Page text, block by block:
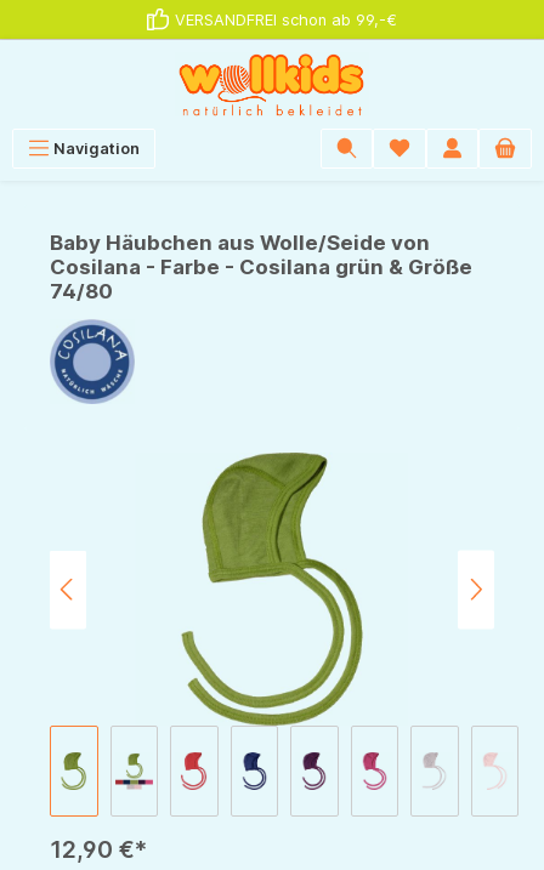
VERSANDFREI schon ab 99,-€
Navigation
Baby Häubchen aus Wolle/Seide von
Cosilana - Farbe - Cosilana grün & Größe
74/80
Bildergalerie überspringen
12,90 €*